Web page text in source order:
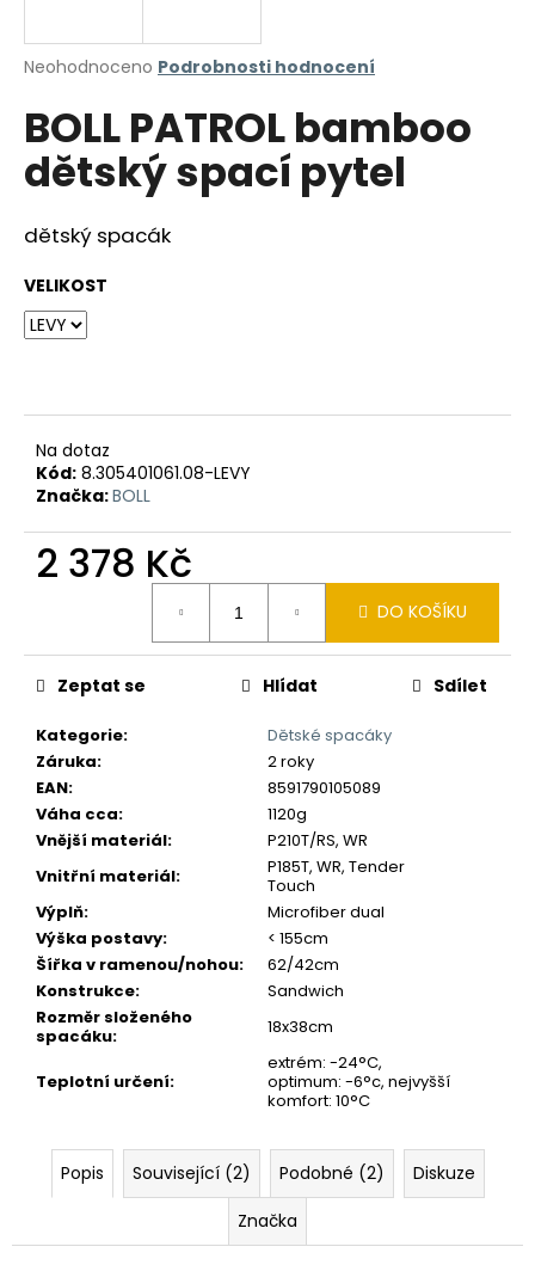
Průměrné
produktu
je
0,0
z
hvězdiček.
Neohodnoceno Podrobnosti hodnocení
BOLL PATROL bamboo
dětský spací pytel
dětský spacák
VELIKOST
Na dotaz
Kód: 8.305401061.08-LEVY
Značka:BOLL
2 378 Kč
DO KOŠÍKU
Kategorie:
Dětské spacáky
Záruka:
2 roky
EAN:
8591790105089
Váha cca:
1120g
Vnější materiál:
P210T/RS, WR
Vnitřní materiál:
P185T, WR, Tender
Touch
Výplň:
Microfiber dual
Výška postavy:
< 155cm
Šířka v ramenou/nohou:
62/42cm
Konstrukce:
Sandwich
Rozměr složeného
spacáku: 18x38cm
Teplotní určení:
extrém: -24°C,
optimum: -6°c, nejvyšší
komfort: 10°C
Zeptat se Hlídat Sdílet
Popis Související (2) Podobné (2)
Diskuze
Značka
j
t
?
o
o
u
č
u